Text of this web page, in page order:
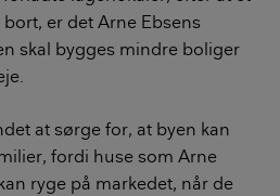
er det Arne Ebsens
skal bygges mindre boliger
at sørge for, at byen kan
fordi huse som Arne
ryge på markedet, når de